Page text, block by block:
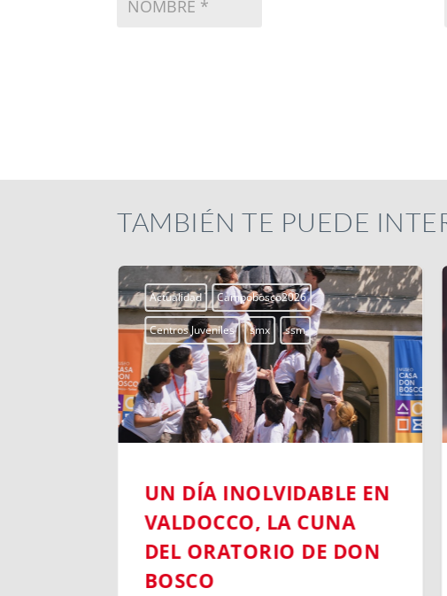
TAMBIÉN TE PUEDE
Actualidad Campobosco2026
Centros Juveniles smx ssm
UN DÍA INOLVIDABLE EN
VALDOCCO, LA CUNA
DEL ORATORIO DE DON
BOSCO